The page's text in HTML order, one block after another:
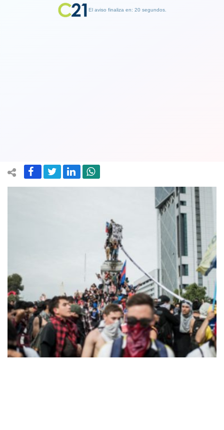
El aviso finaliza en: 19 segundos.